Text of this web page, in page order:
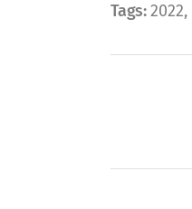
Tags: 2022,